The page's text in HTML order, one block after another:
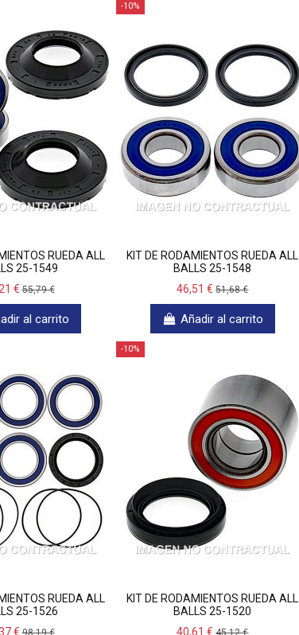
RUEDA ALL
25-1549
€55,79 €
al carrito
-10%
KIT DE RODAMIENTOS RUEDA ALL
BALLS 25-1548
46,51 €51,68 €
Añadir al carrito
RUEDA ALL
25-1526
€
-10%
KIT DE RODAMIENTOS RUEDA ALL
BALLS 25-1520
40,61 €